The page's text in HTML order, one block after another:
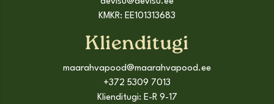
KMKR: EE101313683
Klienditugi
maarahvapood@maarahvapood.ee
+372 5309 7013
Klienditugi: E-R 9-17